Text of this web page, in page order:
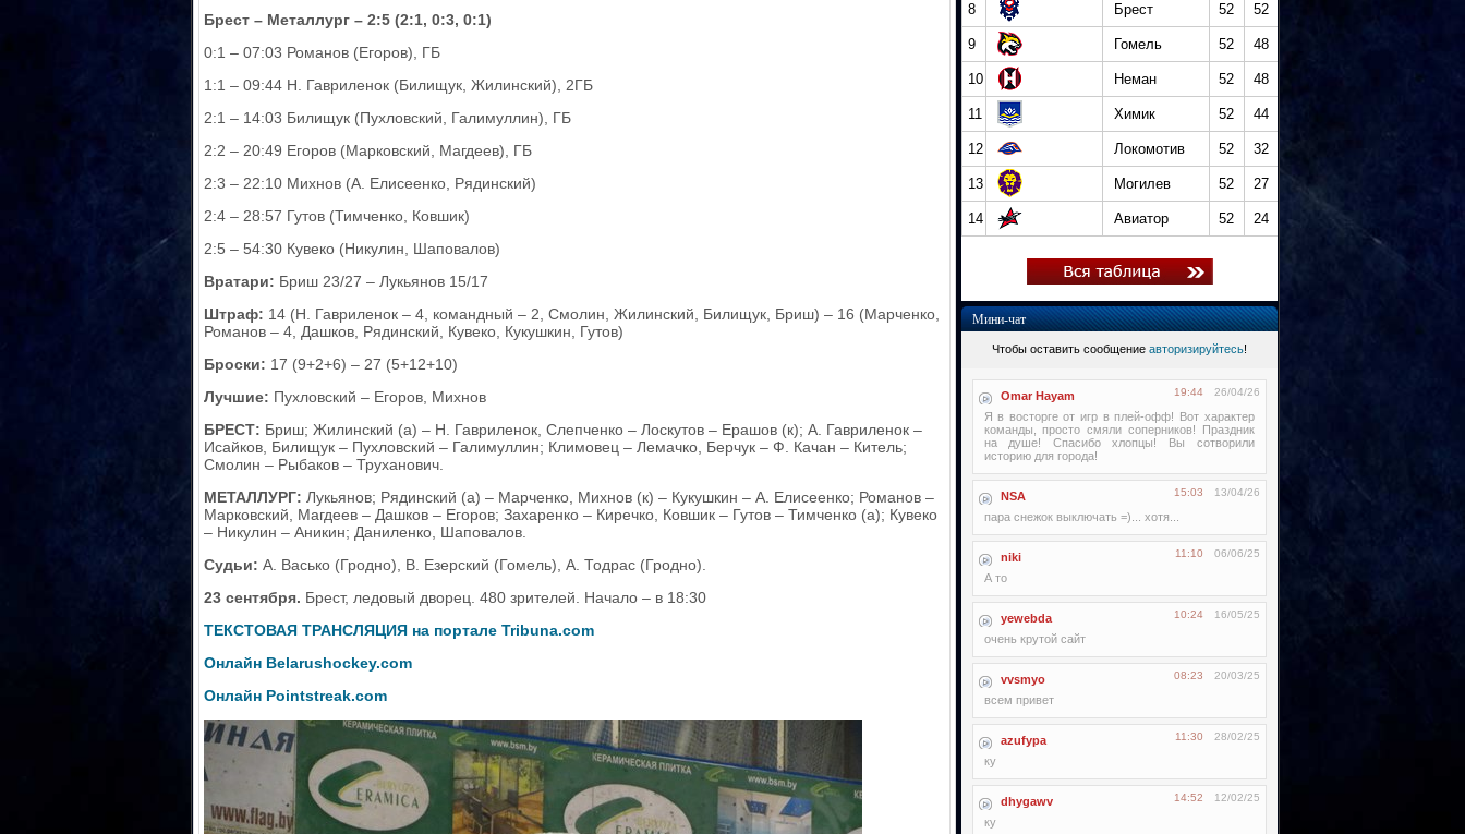
Брест – Металлург – 2:5 (2:1, 0:3, 0:1)
0:1 – 07:03 Романов (Егоров), ГБ
1:1 – 09:44 Н. Гавриленок (Билищук, Жилинский), 2ГБ
2:1 – 14:03 Билищук (Пухловский, Галимуллин), ГБ
2:2 – 20:49 Егоров (Марковский, Магдеев), ГБ
2:3 – 22:10 Михнов (А. Елисеенко, Рядинский)
2:4 – 28:57 Гутов (Тимченко, Ковшик)
2:5 – 54:30 Кувеко (Никулин, Шаповалов)
Вратари: Бриш 23/27 – Лукьянов 15/17
Штраф: 14 (Н. Гавриленок – 4, командный – 2, Смолин, Жилинский, Билищук, Бриш) – 16 (Марченко,
Романов – 4, Дашков, Рядинский, Кувеко, Кукушкин, Гутов)
Броски: 17 (9+2+6) – 27 (5+12+10)
Лучшие: Пухловский – Егоров, Михнов
БРЕСТ: Бриш; Жилинский (а) – Н. Гавриленок, Слепченко – Лоскутов – Ерашов (к); А. Гавриленок –
Исайков, Билищук – Пухловский – Галимуллин; Климовец – Лемачко, Берчук – Ф. Качан – Китель;
Смолин – Рыбаков – Труханович.
МЕТАЛЛУРГ: Лукьянов; Рядинский (а) – Марченко, Михнов (к) – Кукушкин – А. Елисеенко; Романов –
Марковский, Магдеев – Дашков – Егоров; Захаренко – Киречко, Ковшик – Гутов – Тимченко (а); Кувеко
– Никулин – Аникин; Даниленко, Шаповалов.
Судьи: А. Васько (Гродно), В. Езерский (Гомель), А. Тодрас (Гродно).
23 сентября. Брест, ледовый дворец. 480 зрителей. Начало – в 18:30
ТЕКСТОВАЯ ТРАНСЛЯЦИЯ на портале Tribuna.com
Онлайн Belarushockey.com
Онлайн Pointstreak.com
8 Брест 52 52
9 Гомель 52 48
10 Неман 52 48
11 Химик 52 44
12 Локомотив 52 32
13 Могилев 52 27
14 Авиатор 52 24
Мини-чат
Чтобы оставить сообщение авторизируйтесь!
Omar Hayam 26/04/26
19:44
Я в восторге от игр в плей-офф! Вот характер
команды, просто смяли соперников! Праздник
на душе! Спасибо хлопцы! Вы сотворили
историю для города!
NSA 13/04/26
15:03
пара снежок выключать =)... хотя...
niki 06/06/25
11:10
А то
yewebda 16/05/25
10:24
очень крутой сайт
vvsmyo 20/03/25
08:23
всем привет
azufypa 28/02/25
11:30
ку
dhygawv 12/02/25
14:52
ку